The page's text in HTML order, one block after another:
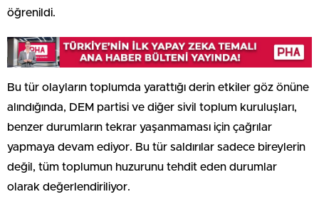
öğrenildi.
Bu tür olayların toplumda yarattığı derin etkiler göz önüne
alındığında, DEM partisi ve diğer sivil toplum kuruluşları,
benzer durumların tekrar yaşanmaması için çağrılar
yapmaya devam ediyor. Bu tür saldırılar sadece bireylerin
değil, tüm toplumun huzurunu tehdit eden durumlar
olarak değerlendiriliyor.